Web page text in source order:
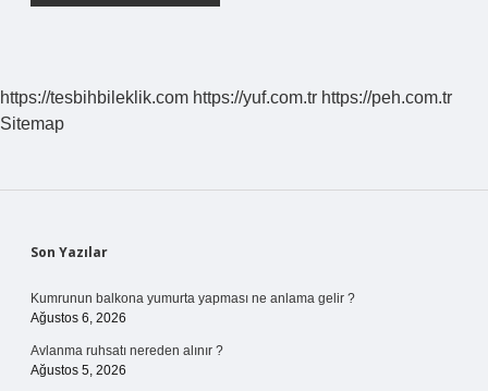
https://tesbihbileklik.com https://yuf.com.tr https://peh.com.tr
Sitemap
Sidebar
Son Yazılar
Kumrunun balkona yumurta yapması ne anlama gelir ?
Ağustos 6, 2026
Avlanma ruhsatı nereden alınır ?
Ağustos 5, 2026